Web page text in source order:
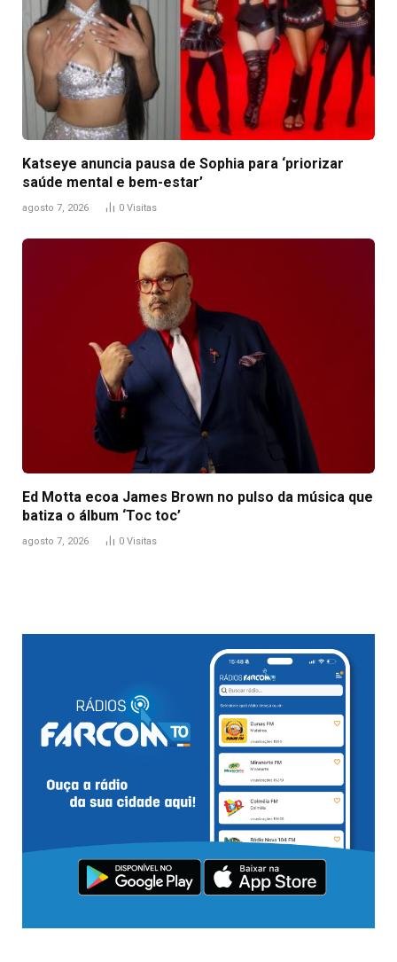
Katseye anuncia pausa de Sophia para ‘priorizar
saúde mental e bem-estar’
agosto 7, 2026 0 Visitas
Ed Motta ecoa James Brown no pulso da música que
batiza o álbum ‘Toc toc’
agosto 7, 2026 0 Visitas